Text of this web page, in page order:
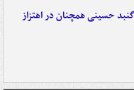
حسینی همچنان در اهتزاز